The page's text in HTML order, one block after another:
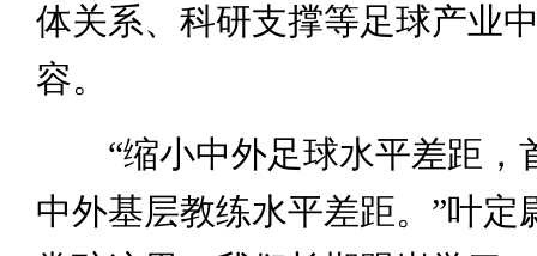
体关系、科研支撑等足球产业
容。
“缩小中外足球水平差距，
中外基层教练水平差距。”叶定